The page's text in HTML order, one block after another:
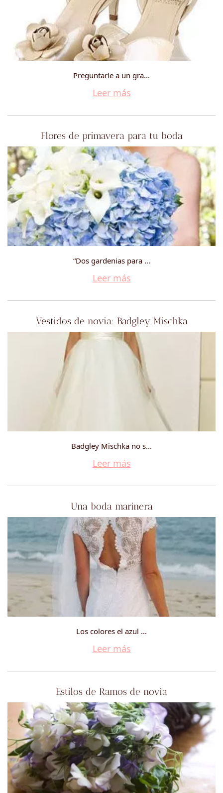
Preguntarle a un gra...
Leer más
Flores de primavera para tu boda
“Dos gardenias para ...
Leer más
Vestidos de novia: Badgley Mischka
Badgley Mischka no s...
Leer más
Una boda marinera
Los colores el azul ...
Leer más
Estilos de Ramos de novia